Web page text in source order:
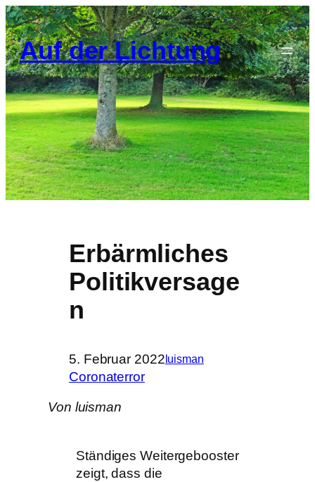
Zum
Inhalt
springen
Auf der Lichtung
Erbärmliches
Politikversage
n
5. Februar 2022 luisman
Coronaterror
Von luisman
Ständiges Weitergebooster
zeigt, dass die